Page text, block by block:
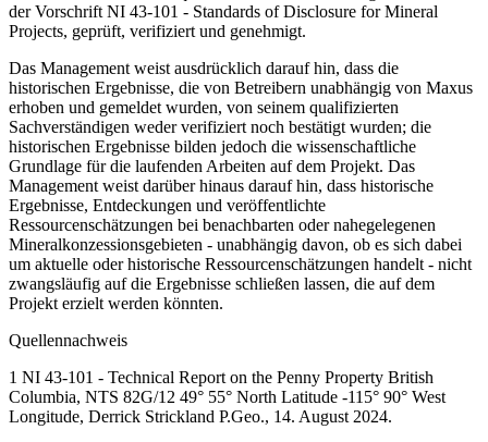
der Vorschrift NI 43-101 - Standards of Disclosure for Mineral
Projects, geprüft, verifiziert und genehmigt.
Das Management weist ausdrücklich darauf hin, dass die
historischen Ergebnisse, die von Betreibern unabhängig von Maxus
erhoben und gemeldet wurden, von seinem qualifizierten
Sachverständigen weder verifiziert noch bestätigt wurden; die
historischen Ergebnisse bilden jedoch die wissenschaftliche
Grundlage für die laufenden Arbeiten auf dem Projekt. Das
Management weist darüber hinaus darauf hin, dass historische
Ergebnisse, Entdeckungen und veröffentlichte
Ressourcenschätzungen bei benachbarten oder nahegelegenen
Mineralkonzessionsgebieten - unabhängig davon, ob es sich dabei
um aktuelle oder historische Ressourcenschätzungen handelt - nicht
zwangsläufig auf die Ergebnisse schließen lassen, die auf dem
Projekt erzielt werden könnten.
Quellennachweis
1 NI 43-101 - Technical Report on the Penny Property British
Columbia, NTS 82G/12 49° 55° North Latitude -115° 90° West
Longitude, Derrick Strickland P.Geo., 14. August 2024.